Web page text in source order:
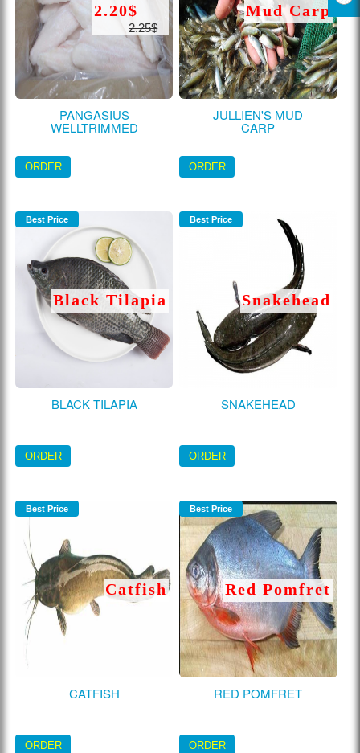
PANGASIUS
WELLTRIMMED
2.20$
2.25$
ORDER
JULLIEN'S MUD
CARP
Mud Carp
ORDER
Best Price
BLACK TILAPIA
Black Tilapia
ORDER
Best Price
SNAKEHEAD
Snakehead
ORDER
Best Price
CATFISH
Catfish
ORDER
Best Price
RED POMFRET
Red Pomfret
ORDER